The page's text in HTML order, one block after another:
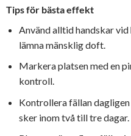
Tips för bästa effekt
Använd alltid handskar
lämna mänsklig doft.
Markera platsen med en
kontroll.
Kontrollera fällan
sker inom två till tre dagar.